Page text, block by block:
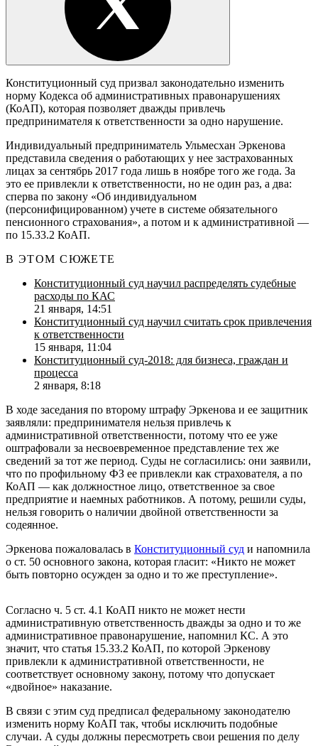
Конституционный суд призвал законодательно изменить
норму Кодекса об административных правонарушениях
(КоАП), которая позволяет дважды привлечь
предпринимателя к ответственности за одно нарушение.
Индивидуальный предприниматель Ульмесхан Эркенова
представила сведения о работающих у нее застрахованных
лицах за сентябрь 2017 года лишь в ноябре того же года. За
это ее привлекли к ответственности, но не один раз, а два:
сперва по закону «Об индивидуальном
(персонифицированном) учете в системе обязательного
пенсионного страхования», а потом и к административной —
по 15.33.2 КоАП.
В ЭТОМ СЮЖЕТЕ
Конституционный суд научил распределять судебные
расходы по КАС
21 января, 14:51
Конституционный суд научил считать срок привлечения
к ответственности
15 января, 11:04
Конституционный суд-2018: для бизнеса, граждан и
процесса
2 января, 8:18
В ходе заседания по второму штрафу Эркенова и ее защитник
заявляли: предпринимателя нельзя привлечь к
административной ответственности, потому что ее уже
оштрафовали за несвоевременное представление тех же
сведений за тот же период. Суды не согласились: они заявили,
что по профильному ФЗ ее привлекли как страхователя, а по
КоАП — как должностное лицо, ответственное за свое
предприятие и наемных работников. А потому, решили суды,
нельзя говорить о наличии двойной ответственности за
содеянное.
Эркенова пожаловалась в Конституционный суд и напомнила
о ст. 50 основного закона, которая гласит: «Никто не может
быть повторно осужден за одно и то же преступление».
Согласно ч. 5 ст. 4.1 КоАП никто не может нести
административную ответственность дважды за одно и то же
административное правонарушение, напомнил КС. А это
значит, что статья 15.33.2 КоАП, по которой Эркенову
привлекли к административной ответственности, не
соответствует основному закону, потому что допускает
«двойное» наказание.
В связи с этим суд предписал федеральному законодателю
изменить норму КоАП так, чтобы исключить подобные
случаи. А суды должны пересмотреть свои решения по делу